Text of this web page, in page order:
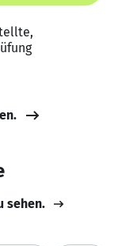
sehen.